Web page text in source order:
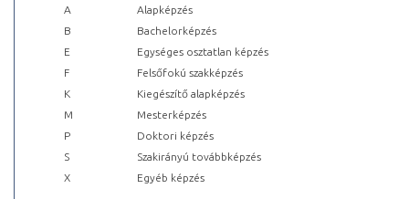
A
Alapképzés
B
Bachelorképzés
E
Egységes osztatlan képzés
F
Felsőfokú szakképzés
K
Kiegészítő alapképzés
M
Mesterképzés
P
Doktori képzés
S
Szakirányú továbbképzés
X
Egyéb képzés